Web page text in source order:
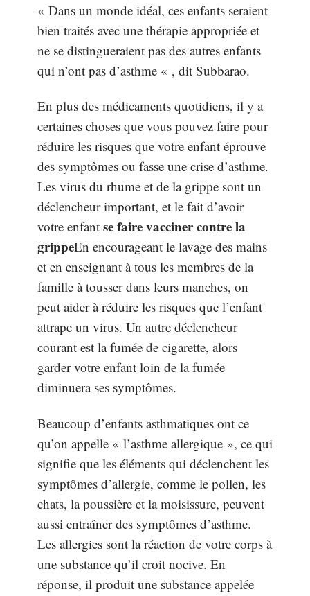
« Dans un monde idéal, ces enfants seraient
bien traités avec une thérapie appropriée et
ne se distingueraient pas des autres enfants
qui n’ont pas d’asthme « , dit Subbarao.
En plus des médicaments quotidiens, il y a
certaines choses que vous pouvez faire pour
réduire les risques que votre enfant éprouve
des symptômes ou fasse une crise d’asthme.
Les virus du rhume et de la grippe sont un
déclencheur important, et le fait d’avoir
votre enfant se faire vacciner contre la
grippeEn encourageant le lavage des mains
et en enseignant à tous les membres de la
famille à tousser dans leurs manches, on
peut aider à réduire les risques que l’enfant
attrape un virus. Un autre déclencheur
courant est la fumée de cigarette, alors
garder votre enfant loin de la fumée
diminuera ses symptômes.
Beaucoup d’enfants asthmatiques ont ce
qu’on appelle « l’asthme allergique », ce qui
signifie que les éléments qui déclenchent les
symptômes d’allergie, comme le pollen, les
chats, la poussière et la moisissure, peuvent
aussi entraîner des symptômes d’asthme.
Les allergies sont la réaction de votre corps à
une substance qu’il croit nocive. En
réponse, il produit une substance appelée